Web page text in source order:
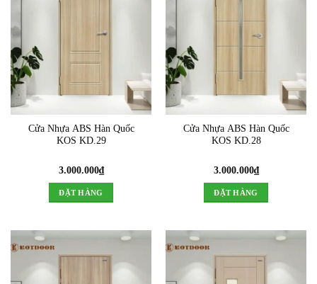
Cửa Nhựa ABS Hàn Quốc
KOS KD.29
3.000.000₫
ĐẶT HÀNG
Cửa Nhựa ABS Hàn Quốc
KOS KD.28
3.000.000₫
ĐẶT HÀNG